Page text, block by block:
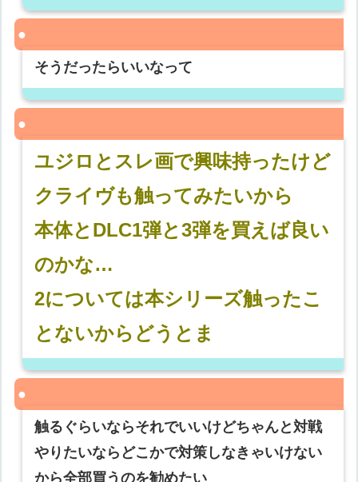
そうだったらいいなって
ユジロとスレ画で興味持ったけど
クライヴも触ってみたいから
本体とDLC1弾と3弾を買えば良い
のかな…
2については本シリーズ触ったこ
とないからどうとま
触るぐらいならそれでいいけどちゃんと対戦
やりたいならどこかで対策しなきゃいけない
から全部買うのを勧めたい